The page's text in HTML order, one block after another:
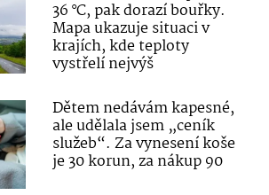
36 °C, pak dorazí bouřky.
Mapa ukazuje situaci v
krajích, kde teploty
vystřelí nejvýš
Dětem nedávám kapesné,
ale udělala jsem „ceník
služeb“. Za vynesení koše
je 30 korun, za nákup 90